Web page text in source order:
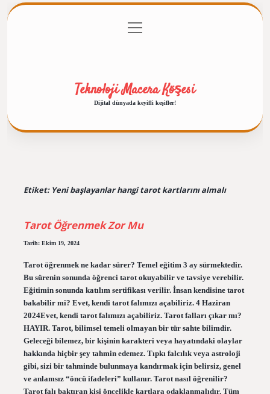
Gizlilik Politikası
menüyü
aç
Teknoloji Macera Köşesi
Dijital dünyada keyifli keşifler!
Etiket: Yeni başlayanlar hangi tarot kartlarını almalı
Tarot Öğrenmek Zor Mu
Tarih: Ekim 19, 2024
Tarot öğrenmek ne kadar sürer? Temel eğitim 3 ay sürmektedir.
Bu sürenin sonunda öğrenci tarot okuyabilir ve tavsiye verebilir.
Eğitimin sonunda katılım sertifikası verilir. İnsan kendisine tarot
bakabilir mi? Evet, kendi tarot falımızı açabiliriz. 4 Haziran
2024Evet, kendi tarot falımızı açabiliriz. Tarot falları çıkar mı?
HAYIR. Tarot, bilimsel temeli olmayan bir tür sahte bilimdir.
Geleceği bilemez, bir kişinin karakteri veya hayatındaki olaylar
hakkında hiçbir şey tahmin edemez. Tıpkı falcılık veya astroloji
gibi, sizi bir tahminde bulunmaya kandırmak için belirsiz, genel
ve anlamsız “öncü ifadeleri” kullanır. Tarot nasıl öğrenilir?
Tarot falı baktıran kişi öncelikle kartlara odaklanmalıdır. Tüm